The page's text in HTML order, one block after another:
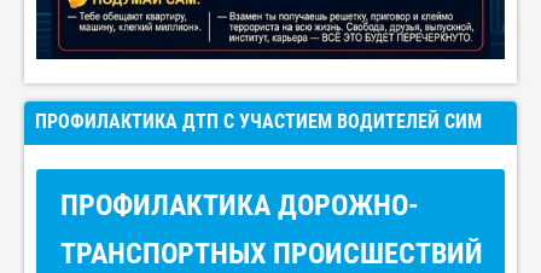
ПРОФИЛАКТИКА ДТП С УЧАСТИЕМ ВОДИТЕЛЕЙ СИМ
ПРОФИЛАКТИКА ДОРОЖНО-
ТРАНСПОРТНЫХ ПРОИСШЕСТВИЙ